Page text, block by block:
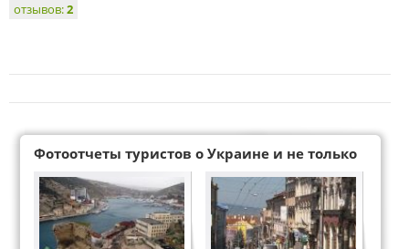
отзывов:2
Фотоотчеты туристов о Украине и не только